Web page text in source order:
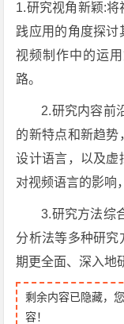
1.研究视角新颖:
践应用的角度探讨
视频制作中的运
路。
2.研究内容前
的新特点和新趋势
设计语言，以及虚
对视频语言的影响
3.研究方法综
分析法等多种研究
期更全面、深入地
剩余内容已隐藏，
容！